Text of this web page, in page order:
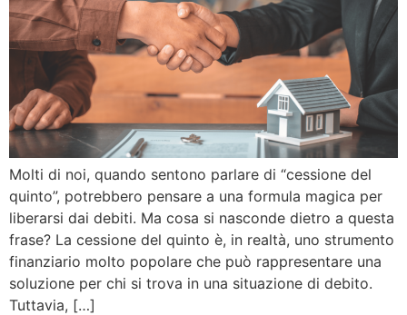
Molti di noi, quando sentono parlare di “cessione del
quinto”, potrebbero pensare a una formula magica per
liberarsi dai debiti. Ma cosa si nasconde dietro a questa
frase? La cessione del quinto è, in realtà, uno strumento
finanziario molto popolare che può rappresentare una
soluzione per chi si trova in una situazione di debito.
Tuttavia, […]